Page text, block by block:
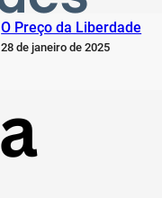
5 de fevereiro de 2025
O Preço da Liberdade
28 de janeiro de 2025
minhas reflexões e
sentimentos